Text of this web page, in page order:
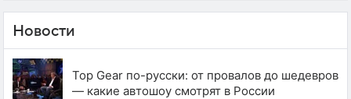
Новости
Top Gear по-русски: от провалов до шедевров
— какие автошоу смотрят в России